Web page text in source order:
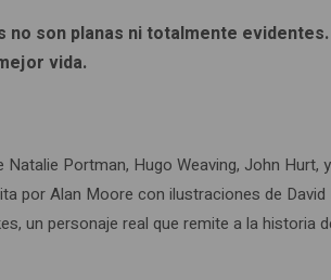
son planas ni totalmente evidentes.
vida.
Portman, Hugo Weaving, John Hurt,
por Alan Moore con ilustraciones de David
un personaje real que remite a la historia